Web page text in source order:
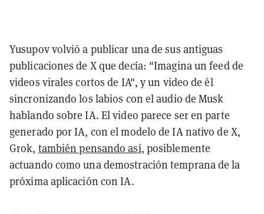
Yusupov volvió a publicar una de sus antiguas
publicaciones de X que decía: "Imagina un feed de
videos virales cortos de IA", y un video de él
sincronizando los labios con el audio de Musk
hablando sobre IA. El video parece ser en parte
generado por IA, con el modelo de IA nativo de X,
Grok, también pensando así, posiblemente
actuando como una demostración temprana de la
próxima aplicación con IA.